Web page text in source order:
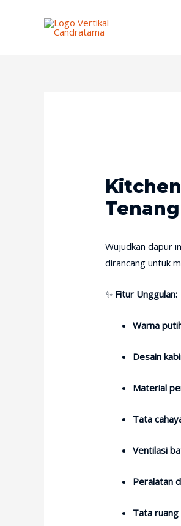
Wujudkan dapur
dirancang untuk
✨ Fitur Unggulan:
Warna
Desain
Material
Tata
Ventilasi
Peralatan
Tata